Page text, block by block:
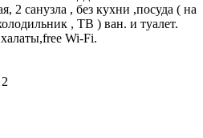
2 санузла , без кухни ,посуда ( на
, ТВ ) ван. и туалет.
Wi-Fi.